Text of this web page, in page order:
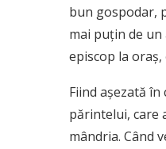
bun gospodar,
mai puţin de
episcop la
Fiind aşezată
părintelui, care
mândria. Când